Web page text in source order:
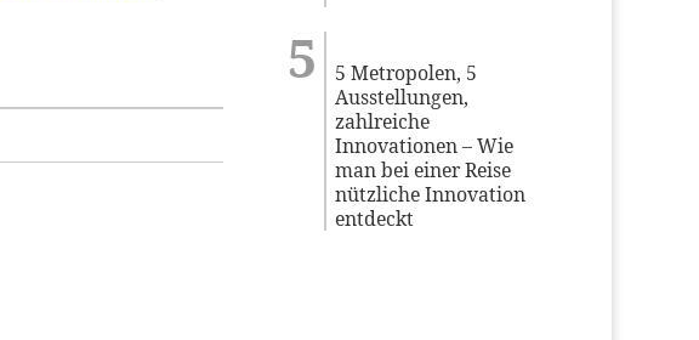
5 Metropolen, 5
Ausstellungen,
zahlreiche
Innovationen – Wie
man bei einer Reise
nützliche Innovation
entdeckt